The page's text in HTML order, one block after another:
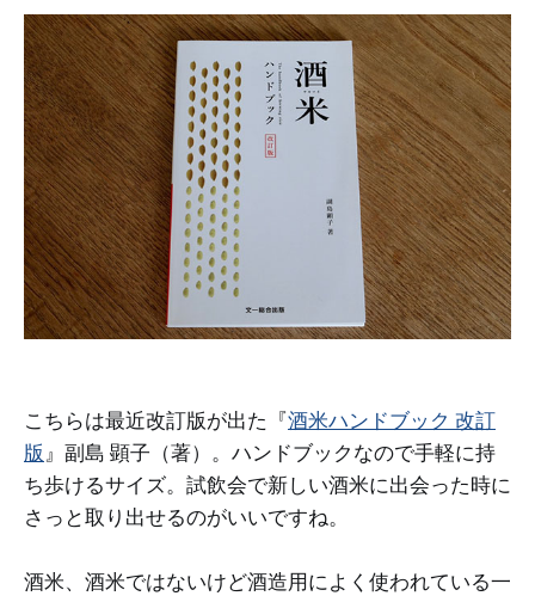
こちらは最近改訂版が出た『酒米ハンドブック 改訂
版』副島 顕子（著）。ハンドブックなので手軽に持
ち歩けるサイズ。試飲会で新しい酒米に出会った時に
さっと取り出せるのがいいですね。
酒米、酒米ではないけど酒造用によく使われている一